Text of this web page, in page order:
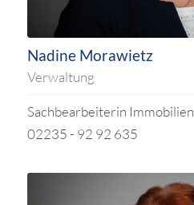
Nadine Morawietz
Verwaltung
Sachbearbeiterin Immobilien
02235 - 92 92 635